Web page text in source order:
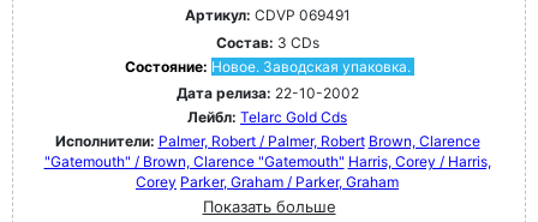
Артикул: CDVP 069491
Состав: 3 CDs
Состояние: Новое. Заводская упаковка.
Дата релиза: 22-10-2002
Лейбл: Telarc Gold Cds
Исполнители: Palmer, Robert / Palmer, Robert Brown, Clarence
"Gatemouth" / Brown, Clarence "Gatemouth" Harris, Corey / Harris,
Corey Parker, Graham / Parker, Graham
Показать больше